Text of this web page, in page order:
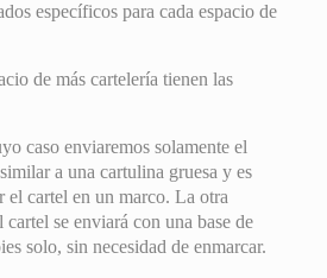
específicos para cada espacio de
de más cartelería tienen las
caso enviaremos solamente el
a una cartulina gruesa y es
el cartel en un marco. La otra
se enviará con una base de
solo, sin necesidad de enmarcar.